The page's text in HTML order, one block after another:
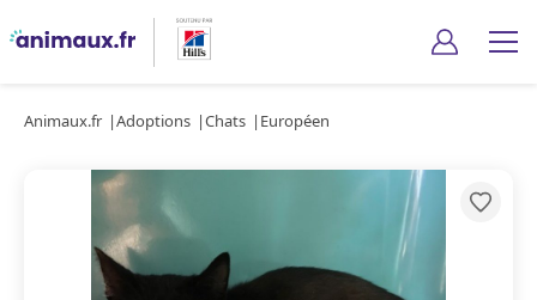
Animaux.fr Adoptions Chats Européen